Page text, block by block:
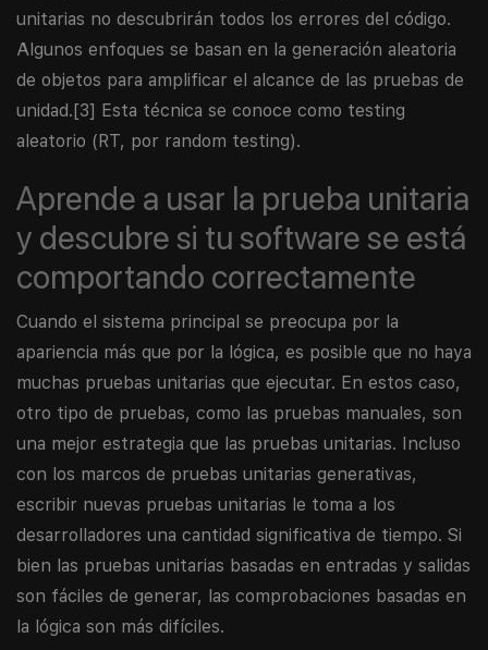
unitarias no descubrirán todos los errores del código.
Algunos enfoques se basan en la generación aleatoria
de objetos para amplificar el alcance de las pruebas de
unidad.[3]​ Esta técnica se conoce como testing
aleatorio (RT, por random testing).
Aprende a usar la prueba unitaria
y descubre si tu software se está
comportando correctamente
Cuando el sistema principal se preocupa por la
apariencia más que por la lógica, es posible que no haya
muchas pruebas unitarias que ejecutar. En estos caso,
otro tipo de pruebas, como las pruebas manuales, son
una mejor estrategia que las pruebas unitarias. Incluso
con los marcos de pruebas unitarias generativas,
escribir nuevas pruebas unitarias le toma a los
desarrolladores una cantidad significativa de tiempo. Si
bien las pruebas unitarias basadas en entradas y salidas
son fáciles de generar, las comprobaciones basadas en
la lógica son más difíciles.